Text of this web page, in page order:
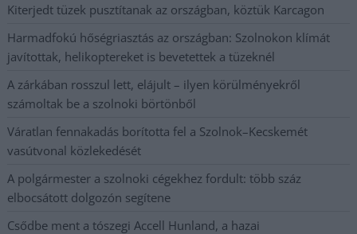
Kiterjedt tüzek pusztítanak az országban, köztük Karcagon
Harmadfokú hőségriasztás az országban: Szolnokon klímát
javítottak, helikoptereket is bevetettek a tüzeknél
A zárkában rosszul lett, elájult – ilyen körülményekről
számoltak be a szolnoki börtönből
Váratlan fennakadás borította fel a Szolnok–Kecskemét
vasútvonal közlekedését
A polgármester a szolnoki cégekhez fordult: több száz
elbocsátott dolgozón segítene
Csődbe ment a tószegi Accell Hunland, a hazai